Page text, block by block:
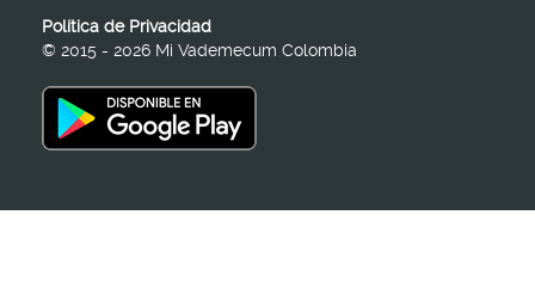
Política de Privacidad
© 2015 - 2026 Mi Vademecum Colombia